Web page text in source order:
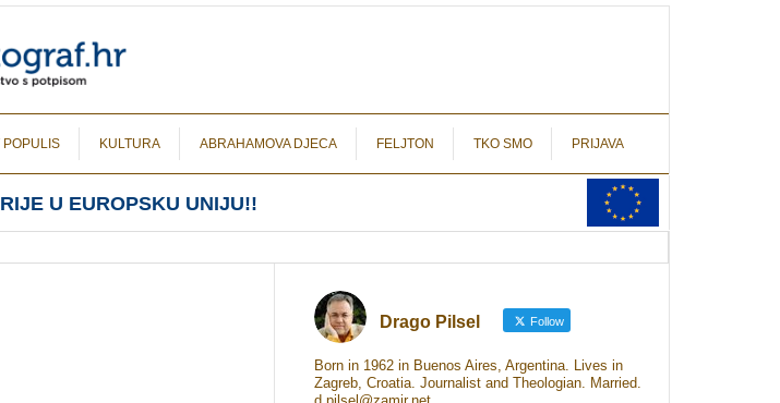
POPULIS KULTURA ABRAHAMOVA DJECA FELJTON TKO SMO PRIJAVA
U EUROPSKU UNIJU!!
Drago Pilsel Follow
Born in 1962 in Buenos Aires, Argentina. Lives in
Zagreb, Croatia. Journalist and Theologian. Married.